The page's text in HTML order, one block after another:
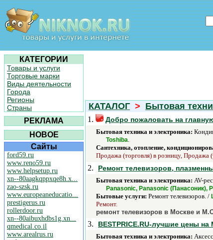
КАТЕГОРИИ
Товары и услуги
Торговые марки
Виды деятельности
Города
Регионы
Страны
РЕКЛАМА
НОВОЕ
Сайты
ford59.ru
www.reno59.ru
www.helpsetup.ru
xn--80aagkqppxqe8h.x...
zao-szsk.ru
www.europeaneducatio...
prestigerus.ru
rollerdoor.ru
xn--80aibuxhdbs1g.xn...
qmedical.co.il
www.arealrus.ru
КАТАЛОГ > Бытовая
1.
Добро пожаловать на
Бытовая техника и электроника:
Toshiba.
Сантехника, отопление,
Продажа (торговля) в розницу, Продажа
2. Ремонт телевизоров,
Бытовая техника и электроника: AV-
Panasonic, Panasonic (Панасоник),
Бытовые услуги: Ремонт телевизоров. /
Ремонт.
ремонт телевизоров в Москве и
3. BESTPRICE.RU-лучшие цены
Бытовая техника и электроника: